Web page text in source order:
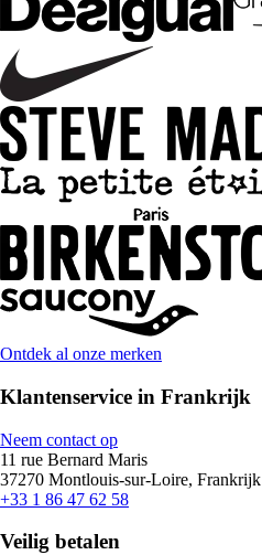
Ontdek al onze merken
Klantenservice in Frankrijk
Neem contact op
11 rue Bernard Maris
37270 Montlouis-sur-Loire, Frankrijk
+33 1 86 47 62 58
Veilig betalen